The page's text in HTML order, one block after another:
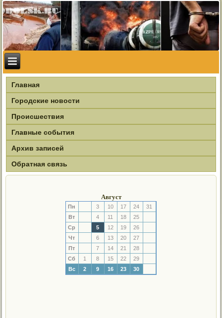
Главная
Городские новости
Происшествия
Главные события
Архив записей
Обратная связь
Август
Пн 3 10 17 24
31
Вт
4 11 18
25
Ср
5 12 19
26
Чт
6 13 20
27
Пт
7 14 21
28
Сб
1 8 15 22
29
Вс
2 9 16 23 30